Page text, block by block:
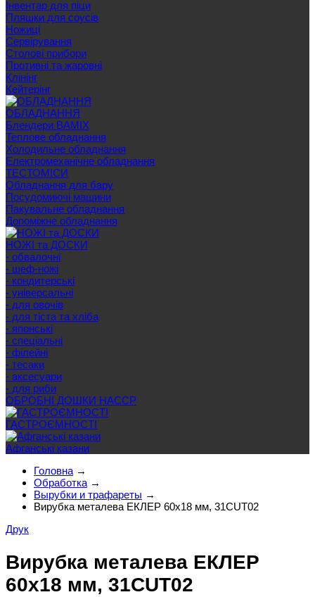
Інвентар для піци
Пляшки для соусів
Ножиці
Сервірування
Cтолові прибори
Противні та жаровні
Клінінг
Кейтерінг
ОБЛАДНАННЯ
Блендери BAMIX
Теплове обладнання
Холодильне обладнання
Електромеханічне обладнання
ТЕСТОМІСИ
Обладнання для бару
Посудомиючі машини
Пакувальне обладнання
Допоміжне обладнання
НОЖІ та ДОСКИ
- обвалочні
- шеф-ножі
- кондитерські
- універсальні
- для овочів
- для тіста та хліба
- японські
- спеціальні
- філейні
- тесаки
- аксесуари
- для риби
ОБРОБНІ ДОШКИ HACCP
ГАСТРОЄМНОСТІ
Афганські казани
Головна →
Обработка →
Вырубки и трафареты →
Вирубка металева ЕКЛЕР 60х18 мм, 31CUT02
Друк
Вирубка металева ЕКЛЕР
60х18 мм, 31CUT02